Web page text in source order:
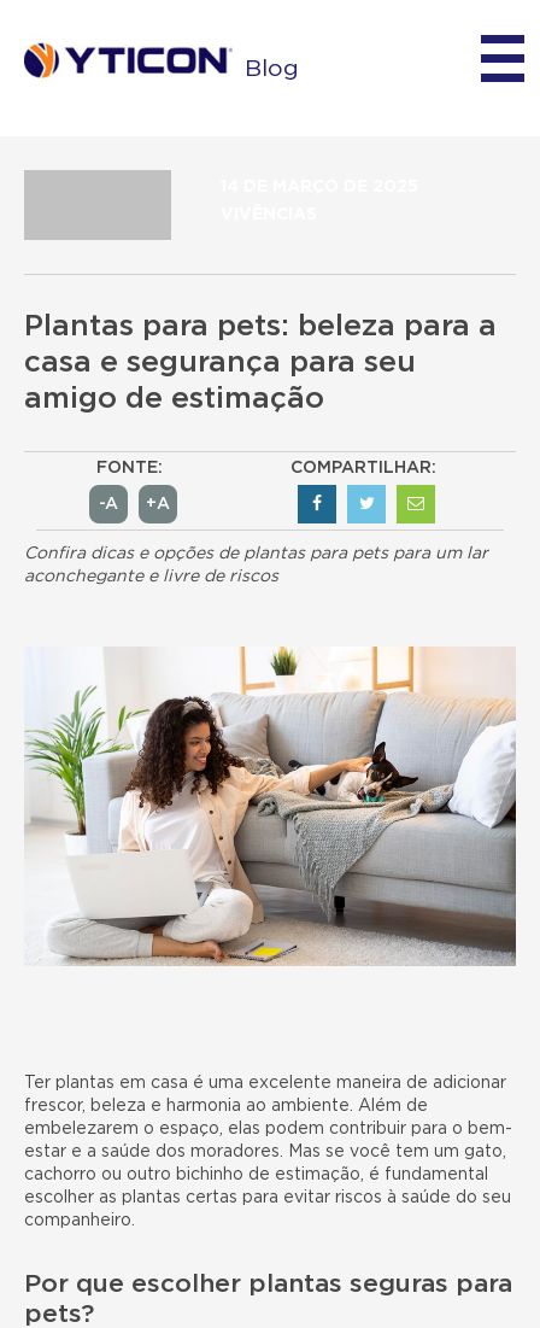
Blog
Plantas para pets: beleza para a
casa e segurança para seu
amigo de estimação
FONTE:
-A +A
COMPARTILHAR:
Confira dicas e opções de plantas para pets para um lar
aconchegante e livre de riscos
Ter plantas em casa é uma excelente maneira de adicionar
frescor, beleza e harmonia ao ambiente. Além de
embelezarem o espaço, elas podem contribuir para o bem-
estar e a saúde dos moradores. Mas se você tem um gato,
cachorro ou outro bichinho de estimação, é fundamental
escolher as plantas certas para evitar riscos à saúde do seu
companheiro.
Por que escolher plantas seguras para
pets?